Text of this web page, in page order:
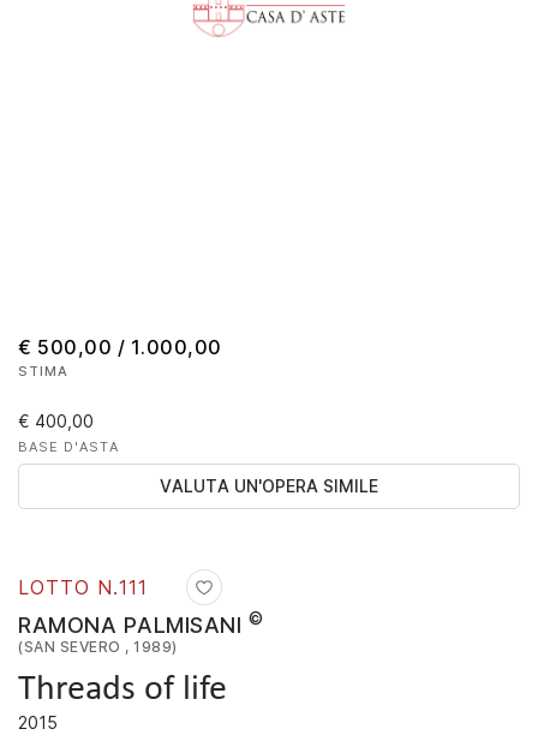
LOTTO N.111
RAMONA PALMISANI ©
(SAN SEVERO , 1989)
Threads of life
2015
€ 500,00 / 1.000,00
STIMA
€ 400,00
BASE D'ASTA
VALUTA UN'OPERA SIMILE